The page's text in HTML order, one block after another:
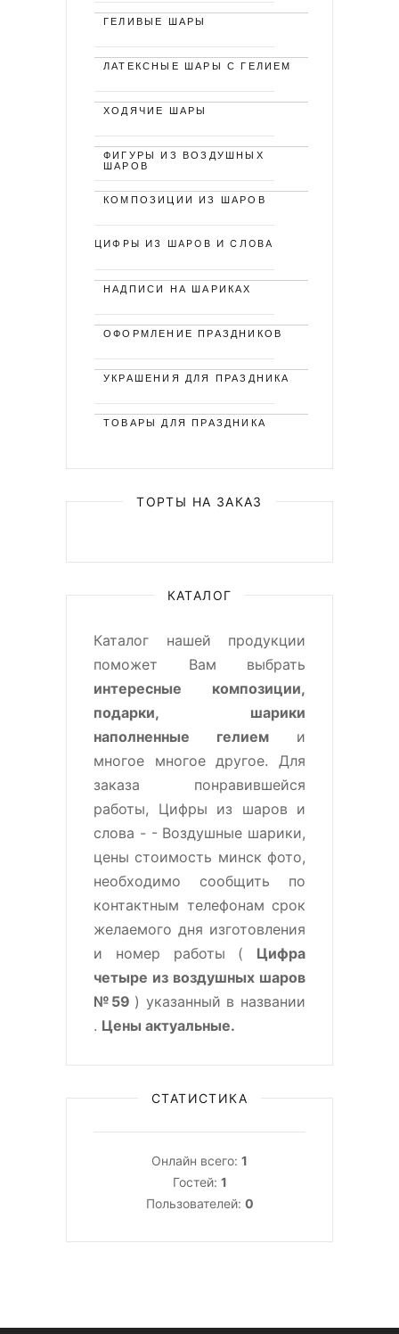
ГЕЛИВЫЕ ШАРЫ
ЛАТЕКСНЫЕ ШАРЫ С ГЕЛИЕМ
ХОДЯЧИЕ ШАРЫ
ФИГУРЫ ИЗ ВОЗДУШНЫХ
ШАРОВ
КОМПОЗИЦИИ ИЗ ШАРОВ
ЦИФРЫ ИЗ ШАРОВ И СЛОВА
НАДПИСИ НА ШАРИКАХ
ОФОРМЛЕНИЕ ПРАЗДНИКОВ
УКРАШЕНИЯ ДЛЯ ПРАЗДНИКА
ТОВАРЫ ДЛЯ ПРАЗДНИКА
ТОРТЫ НА ЗАКАЗ
КАТАЛОГ
Каталог нашей продукции
поможет Вам выбрать
интересные композиции,
подарки, шарики
наполненные гелием и
многое многое другое. Для
заказа понравившейся
работы, Цифры из шаров и
слова - - Воздушные шарики,
цены стоимость минск фото,
необходимо сообщить по
контактным телефонам срок
желаемого дня изготовления
и номер работы ( Цифра
четыре из воздушных шаров
№59 ) указанный в названии
. Цены актуальные.
СТАТИСТИКА
Онлайн всего: 1
Гостей: 1
Пользователей: 0